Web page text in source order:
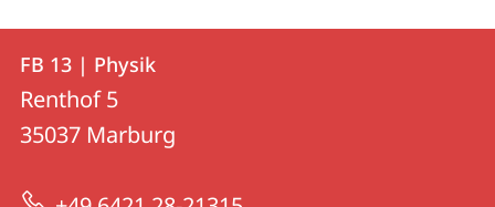
Kontakt
und
Informationen
zur
Kontaktinformationen
FB
13
Physik
FB 13 | Physik
Renthof 5
35037 Marburg